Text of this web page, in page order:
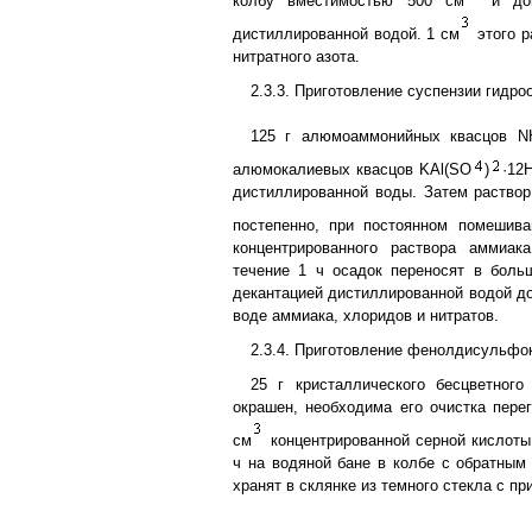
дистиллированной водой. 1 см
этого
нитратного азота.
2.3.3. Приготовление суспензии
125 г алюмоаммонийных квасцов
алюмокалиевых квасцов KAl(SO
)
дистиллированной воды. Затем
постепенно, при постоянном
концентрированного раствора
течение 1 ч осадок переносят в
декантацией дистиллированной водой
воде аммиака, хлоридов и нитратов.
2.3.4. Приготовление
25 г кристаллического
окрашен, необходима его очистка
см
концентрированной серной
ч на водяной бане в колбе с обратным
хранят в склянке из темного стекла с